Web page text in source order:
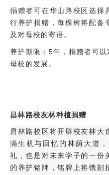
捐赠者可在华山路校区选择
行养护捐赠，每棵树将配备
及对母校的寄语。
养护期限：5年，捐赠者可
母校的发展。
昌林路校友林种植捐赠
昌林路校区将开辟校友林大
满生机与回忆的林荫大道
礼，也是对未来学子的一份
的养护铭牌，铭牌上将镌刻